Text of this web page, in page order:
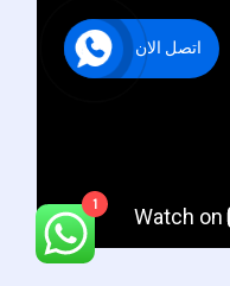
اتصل الان
1